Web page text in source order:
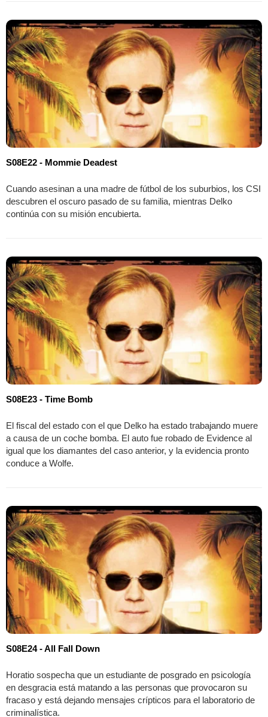
S08E22 - Mommie Deadest
Cuando asesinan a una madre de fútbol de los suburbios, los CSI
descubren el oscuro pasado de su familia, mientras Delko
continúa con su misión encubierta.
S08E23 - Time Bomb
El fiscal del estado con el que Delko ha estado trabajando muere
a causa de un coche bomba. El auto fue robado de Evidence al
igual que los diamantes del caso anterior, y la evidencia pronto
conduce a Wolfe.
S08E24 - All Fall Down
Horatio sospecha que un estudiante de posgrado en psicología
en desgracia está matando a las personas que provocaron su
fracaso y está dejando mensajes crípticos para el laboratorio de
criminalística.